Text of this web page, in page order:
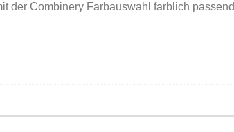
der Combinery Farbauswahl farblich passend